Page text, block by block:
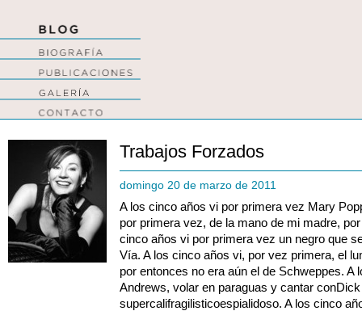
Trabajos Forzados
domingo 20 de marzo de 2011
A los cinco años vi por primera vez Mary
por primera vez, de la mano de mi madre,
cinco años vi por primera vez un negro que
Vía. A los cinco años vi, por vez primera, el
por entonces no era aún el de Schweppes. A
Andrews, volar en paraguas y cantar
supercalifragilisticoespialidoso. A los cinco